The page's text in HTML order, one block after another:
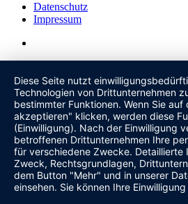
Datenschutz
Impressum
Diese Seite nutzt
Technologien von Drittunternehmen
bestimmter Funktionen. Wenn Sie auf
akzeptieren" klicken, werden diese
(Einwilligung). Nach der Einwilligung
betroffenen Drittunternehmen Ihre
für verschiedene Zwecke. Detaillierte
Zweck, Rechtsgrundlagen,
dem Button "Mehr" und in unserer
einsehen. Sie können Ihre